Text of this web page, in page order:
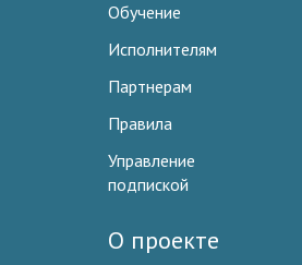
Обучение
Исполнителям
Партнерам
Правила
Управление
подпиской
О проекте